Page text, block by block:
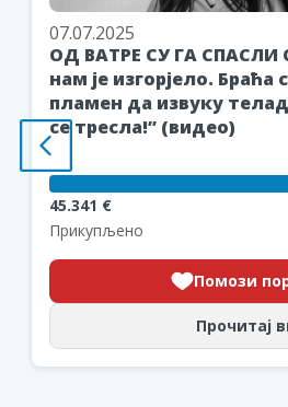
07.07.2025
ОД ВАТРЕ СУ ГА СПАСЛИ
нам је изгорјело. Браћа
пламен да извуку
се тресла!” (видео)
45.341 €
Прикупљено
Помози
Прочитај